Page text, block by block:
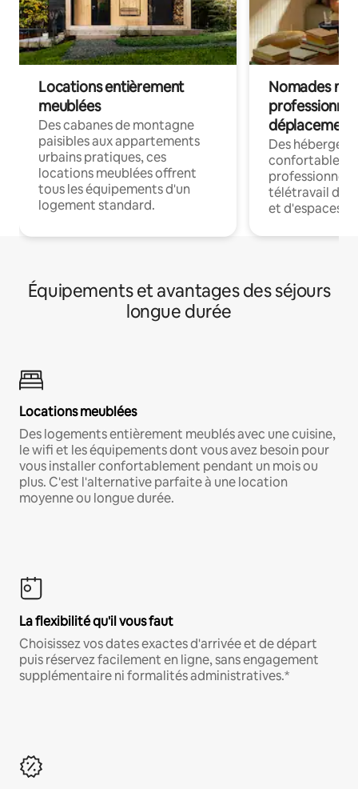
Locations entièrement
meublées
Des cabanes de montagne
paisibles aux appartements
urbains pratiques, ces
locations meublées offrent
tous les équipements d'un
logement standard.
Nomades
déplacement
Des
confortables
professionnels
télétravail
et d'espaces
Équipements et avantages des séjours
longue durée
Locations meublées
Des logements entièrement meublés avec une cuisine,
le wifi et les équipements dont vous avez besoin pour
vous installer confortablement pendant un mois ou
plus. C'est l'alternative parfaite à une location
moyenne ou longue durée.
La flexibilité qu'il vous faut
Choisissez vos dates exactes d'arrivée et de départ
puis réservez facilement en ligne, sans engagement
supplémentaire ni formalités administratives.*